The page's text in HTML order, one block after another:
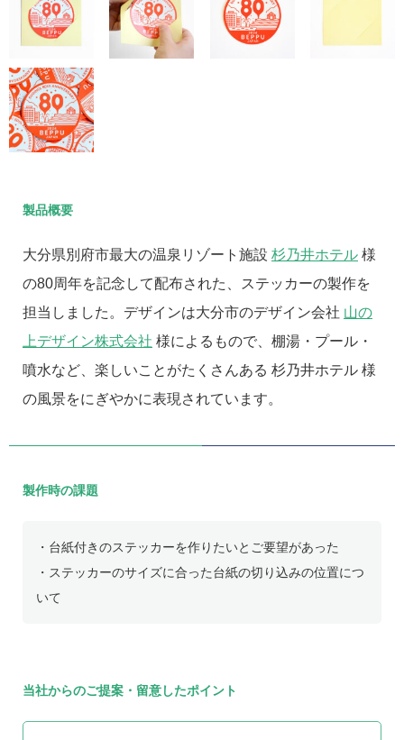
製品概要
大分県別府市最大の温泉リゾート施設 杉乃井ホテル 様
の80周年を記念して配布された、ステッカーの製作を
担当しました。デザインは大分市のデザイン会社 山の
上デザイン株式会社 様によるもので、棚湯・プール・
噴水など、楽しいことがたくさんある 杉乃井ホテル 様
の風景をにぎやかに表現されています。
製作時の課題
・台紙付きのステッカーを作りたいとご要望があった
・ステッカーのサイズに合った台紙の切り込みの位置につ
いて
当社からのご提案・留意したポイント